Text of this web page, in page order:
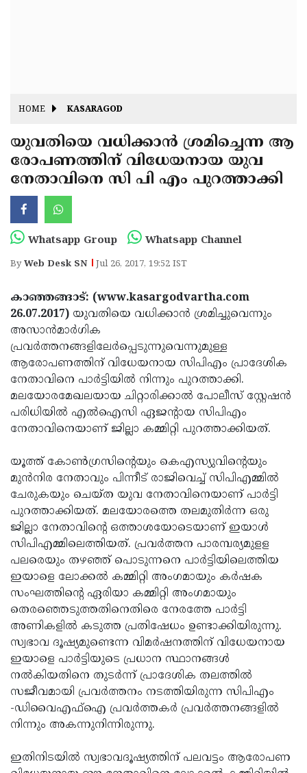
J&K
State
Assembly
Elections
Haryana
State
Assembly
Elections
Diwali
New-
Year
Republic
Day
Budget
Election
Maha
Shivarathri
International
Women's
Day
Anti-
Drug
Campaign
Attukal
Pongala
2025
Holi
2025
IPL
2025
Eid
Al-
Fitr
2025
Waqf
Bill
Controversy
Vishu
Festival
2025
Good
Friday
Observance
Easter
Sunday
2025
By-
Election
Updates
Bihar
Assembly
Polls
Kerala
Local
Body
Election
Look
Back
2025
HOME KASARAGOD
യുവതിയെ വധിക്കാന്‍ ശ്രമിച്ചെന്ന ആ
രോപണത്തിന് വിധേയനായ യുവ
നേതാവിനെ സി പി എം പുറത്താക്കി
Whatsapp Group Whatsapp Channel
ByWeb Desk SN Jul 26, 2017, 19:52 IST
കാഞ്ഞങ്ങാട്: (www.kasargodvartha.com
26.07.2017) യുവതിയെ വധിക്കാന്‍ ശ്രമിച്ചുവെന്നും
അസാന്‍മാര്‍ഗിക
പ്രവര്‍ത്തനങ്ങളിലേര്‍പ്പെടുന്നുവെന്നുമുള്ള
ആരോപണത്തിന് വിധേയനായ സിപിഎം പ്രാദേശിക
നേതാവിനെ പാര്‍ട്ടിയില്‍ നിന്നും പുറത്താക്കി.
മലയോരമേഖലയായ ചിറ്റാരിക്കാല്‍ പോലീസ് സ്റ്റേഷന്‍
പരിധിയില്‍ എല്‍ഐസി ഏജന്റായ സിപിഎം
നേതാവിനെയാണ് ജില്ലാ കമ്മിറ്റി പുറത്താക്കിയത്.
യൂത്ത് കോണ്‍ഗ്രസിന്റെയും കെഎസ്യുവിന്റെയും
മുന്‍നിര നേതാവും പിന്നീട് രാജിവെച്ച് സിപിഎമ്മില്‍
ചേരുകയും ചെയ്ത യുവ നേതാവിനെയാണ് പാര്‍ട്ടി
പുറത്താക്കിയത്. മലയോരത്തെ തലമുതിര്‍ന്ന ഒരു
ജില്ലാ നേതാവിന്റെ ഒത്താശയോടെയാണ് ഇയാള്‍
സിപിഎമ്മിലെത്തിയത്. പ്രവര്‍ത്തന പാരമ്പര്യമുളള
പലരെയും തഴഞ്ഞ് പൊടുന്നനെ പാര്‍ട്ടിയിലെത്തിയ
ഇയാളെ ലോക്കല്‍ കമ്മിറ്റി അംഗമായും കര്‍ഷക
സംഘത്തിന്റെ ഏരിയാ കമ്മിറ്റി അംഗമായും
തെരഞ്ഞെടുത്തതിനെതിരെ നേരത്തേ പാര്‍ട്ടി
അണികളില്‍ കടുത്ത പ്രതിഷേധം ഉണ്ടാക്കിയിരുന്നു.
സ്വഭാവ ദൂഷ്യമുണ്ടെന്ന വിമര്‍ഷനത്തിന് വിധേയനായ
ഇയാളെ പാര്‍ട്ടിയുടെ പ്രധാന സ്ഥാനങ്ങള്‍
നല്‍കിയതിനെ തുടര്‍ന്ന് പ്രാദേശിക തലത്തില്‍
സജീവമായി പ്രവര്‍ത്തനം നടത്തിയിരുന്ന സിപിഎം
-ഡിവൈഎഫ്ഐ പ്രവര്‍ത്തകര്‍ പ്രവര്‍ത്തനങ്ങളില്‍
നിന്നും അകന്നുനിന്നിരുന്നു.
ഇതിനിടയില്‍ സ്വഭാവദൂഷ്യത്തിന് പലവട്ടം ആരോപണ